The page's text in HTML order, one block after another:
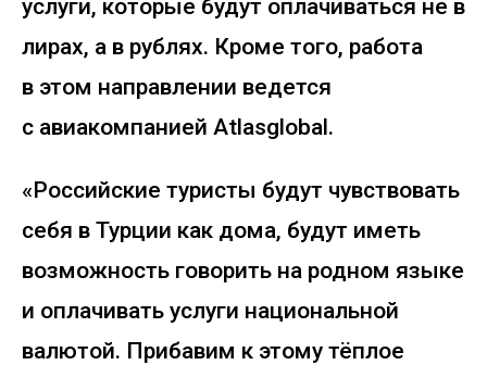
услуги, которые будут оплачиваться не в
лирах, а в рублях. Кроме того, работа
в этом направлении ведется
с авиакомпанией Atlasglobal.
«Российские туристы будут чувствовать
себя в Турции как дома, будут иметь
возможность говорить на родном языке
и оплачивать услуги национальной
валютой. Прибавим к этому тёплое